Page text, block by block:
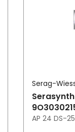
Serag-
AP 24 DS-